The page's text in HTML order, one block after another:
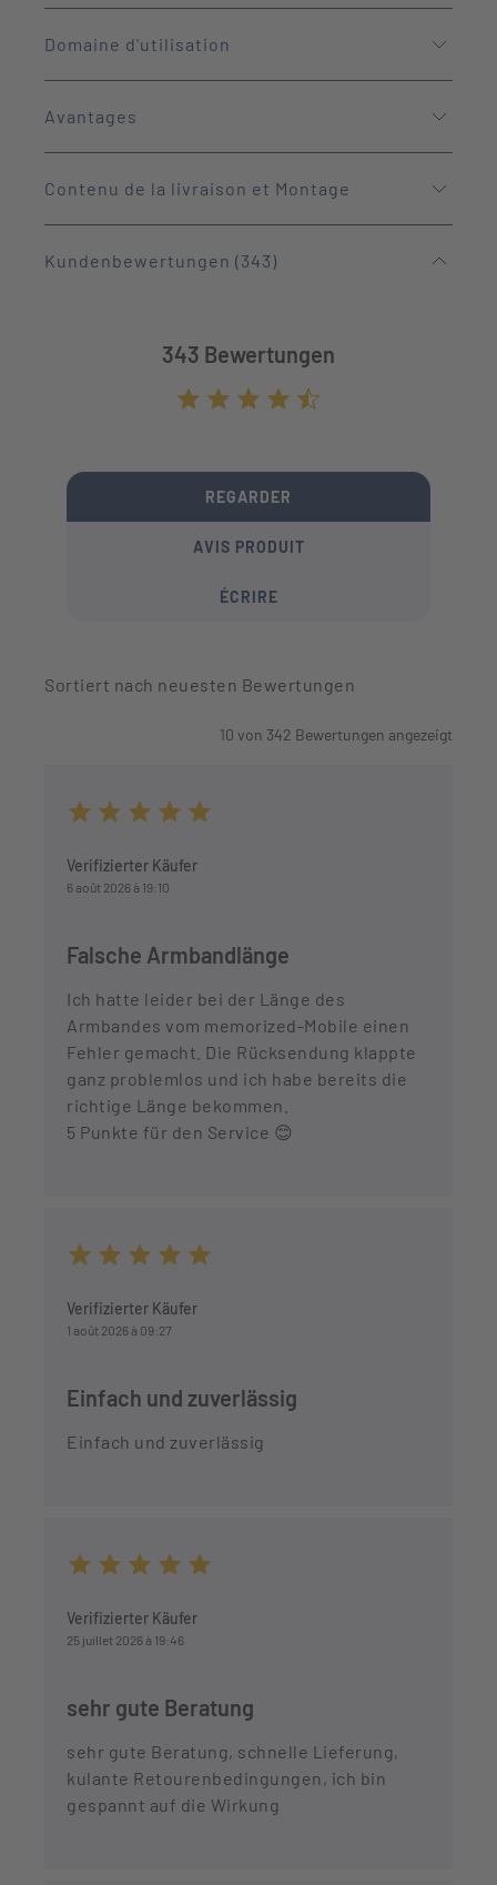
Domaine d'utilisation
Avantages
Contenu de la livraison et Montage
Kundenbewertungen (343)
343 Bewertungen
REGARDER
AVIS PRODUIT
ÉCRIRE
Sortiert nach neuesten Bewertungen
10 von 342 Bewertungen angezeigt
Verifizierter Käufer
6 août 2026 à 19:10
Falsche Armbandlänge
Ich hatte leider bei der Länge des
Armbandes vom memorized-Mobile einen
Fehler gemacht. Die Rücksendung klappte
ganz problemlos und ich habe bereits die
richtige Länge bekommen.
5 Punkte für den Service 😊
Verifizierter Käufer
1 août 2026 à 09:27
Einfach und zuverlässig
Einfach und zuverlässig
Verifizierter Käufer
25 juillet 2026 à 19:46
sehr gute Beratung
sehr gute Beratung, schnelle Lieferung,
kulante Retourenbedingungen, ich bin
gespannt auf die Wirkung